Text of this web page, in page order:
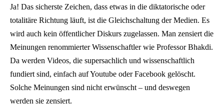
Ja! Das sicherste Zeichen, dass etwas in die diktatorische oder
totalitäre Richtung läuft, ist die Gleichschaltung der Medien. Es
wird auch kein öffentlicher Diskurs zugelassen. Man zensiert die
Meinungen renommierter Wissenschaftler wie Professor Bhakdi.
Da werden Videos, die supersachlich und wissenschaftlich
fundiert sind, einfach auf Youtube oder Facebook gelöscht.
Solche Meinungen sind nicht erwünscht – und deswegen
werden sie zensiert.